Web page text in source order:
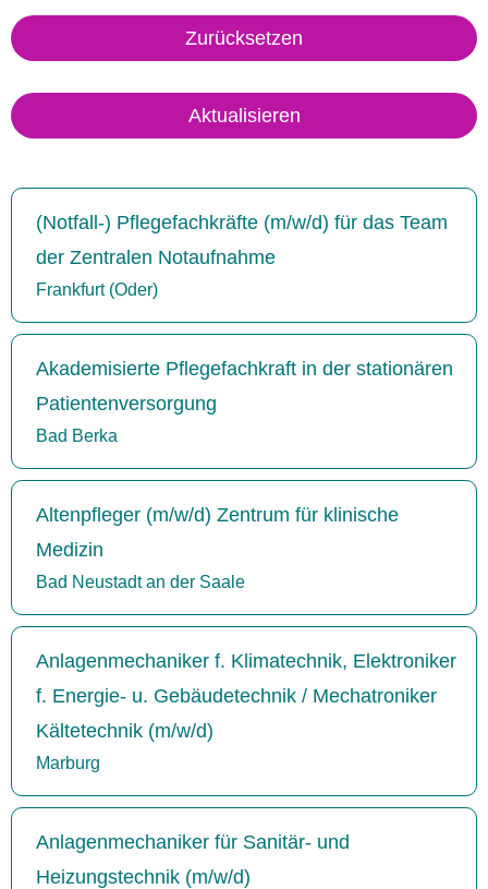
Zurücksetzen
Aktualisieren
(Notfall-) Pflegefachkräfte (m/w/d) für das Team
der Zentralen Notaufnahme
Frankfurt (Oder)
Akademisierte Pflegefachkraft in der stationären
Patientenversorgung
Bad Berka
Altenpfleger (m/w/d) Zentrum für klinische
Medizin
Bad Neustadt an der Saale
Anlagenmechaniker f. Klimatechnik, Elektroniker
f. Energie- u. Gebäudetechnik / Mechatroniker
Kältetechnik (m/w/d)
Marburg
Anlagenmechaniker für Sanitär- und
Heizungstechnik (m/w/d)